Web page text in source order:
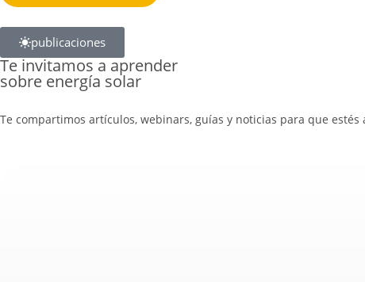
publicaciones
Te invitamos a aprender
sobre energía solar
Te compartimos artículos, webinars, guías y noticias para que